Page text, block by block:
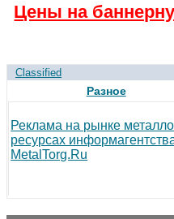
Цены на
Classified
Разное
Реклама на рынке
ресурсах
MetalTorg.Ru